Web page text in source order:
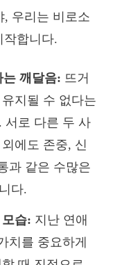
, 우리는 비로소
작합니다.
는 깨달음: 뜨거
지될 수 없다는
서로 다른 두 사
에도 존중, 신
과 같은 수많은
다.
습: 지난 연애
치를 중요하게